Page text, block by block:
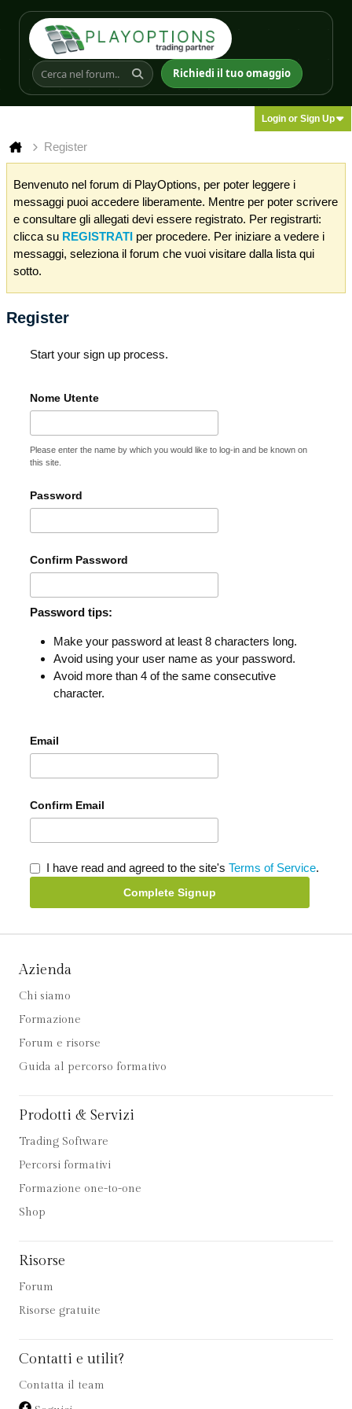
Richiedi il tuo omaggio
Login or Sign Up
Register
Benvenuto nel forum di PlayOptions, per poter leggere i
messaggi puoi accedere liberamente. Mentre per poter scrivere
e consultare gli allegati devi essere registrato. Per registrarti:
clicca su REGISTRATI per procedere. Per iniziare a vedere i
messaggi, seleziona il forum che vuoi visitare dalla lista qui
sotto.
Register
Start your sign up process.
Nome Utente
Please enter the name by which you would like to log-in and be known on
this site.
Password
Confirm Password
Password tips:
Make your password at least 8 characters long.
Avoid using your user name as your password.
Avoid more than 4 of the same consecutive
character.
Email
Confirm Email
I have read and agreed to the site's Terms of Service.
Complete Signup
Azienda
Chi siamo
Formazione
Forum e risorse
Guida al percorso formativo
Prodotti & Servizi
Trading Software
Percorsi formativi
Formazione one-to-one
Shop
Risorse
Forum
Risorse gratuite
Contatti e utilit?
Contatta il team